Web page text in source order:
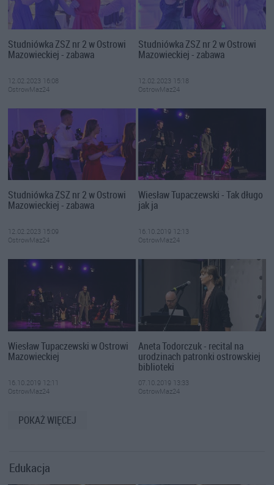
Studniówka ZSZ nr 2 w Ostrowi
Mazowieckiej - zabawa
12.02.2023 16:08
OstrowMaz24
Studniówka ZSZ nr 2 w Ostrowi
Mazowieckiej - zabawa
12.02.2023 15:18
OstrowMaz24
Studniówka ZSZ nr 2 w Ostrowi
Mazowieckiej - zabawa
12.02.2023 15:09
OstrowMaz24
Wiesław Tupaczewski - Tak długo
jak ja
16.10.2019 12:13
OstrowMaz24
Wiesław Tupaczewski w Ostrowi
Mazowieckiej
16.10.2019 12:11
OstrowMaz24
Aneta Todorczuk - recital na
urodzinach patronki ostrowskiej
biblioteki
07.10.2019 13:33
OstrowMaz24
POKAŻ WIĘCEJ
Edukacja